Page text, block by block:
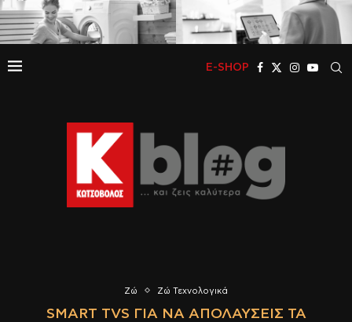
E-SHOP
Ζώ Ζώ Τεχνολογικά
SMART TVS ΓΙΑ ΝΑ ΑΠΟΛΑΎΣΕΙΣ ΤΑ